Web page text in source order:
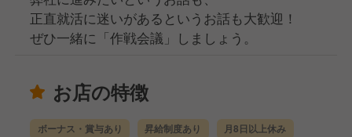
正直就活に迷いがあるというお話も大歓迎！
ぜひ一緒に「作戦会議」しましょう。
お店の特徴
ボーナス・賞与あり 昇給制度あり 月8日以上休み